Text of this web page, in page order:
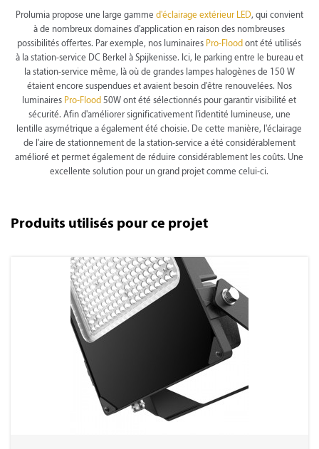
Prolumia propose une large gamme d'éclairage extérieur LED, qui convient
à de nombreux domaines d'application en raison des nombreuses
possibilités offertes. Par exemple, nos luminaires Pro-Flood ont été utilisés
à la station-service DC Berkel à Spijkenisse. Ici, le parking entre le bureau et
la station-service même, là où de grandes lampes halogènes de 150 W
étaient encore suspendues et avaient besoin d'être renouvelées. Nos
luminaires Pro-Flood 50W ont été sélectionnés pour garantir visibilité et
sécurité. Afin d'améliorer significativement l'identité lumineuse, une
lentille asymétrique a également été choisie. De cette manière, l'éclairage
de l'aire de stationnement de la station-service a été considérablement
amélioré et permet également de réduire considérablement les coûts. Une
excellente solution pour un grand projet comme celui-ci.
Produits utilisés pour ce projet